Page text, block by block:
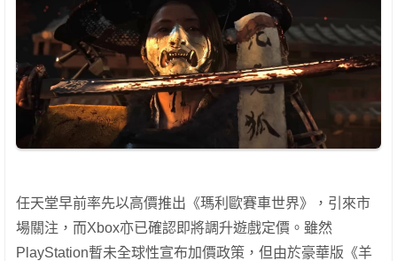
任天堂早前率先以高價推出《瑪利歐賽車世界》，引來市
場關注，而Xbox亦已確認即將調升遊戲定價。雖然
PlayStation暫未全球性宣布加價政策，但由於豪華版《羊